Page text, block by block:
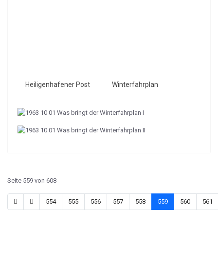
Heiligenhafener Post Winterfahrplan
Seite 559 von 608
554 555 556 557 558 559 560 561